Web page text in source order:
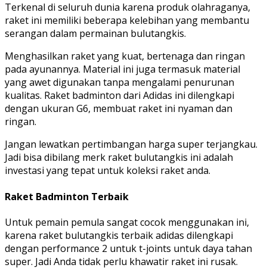
Terkenal di seluruh dunia karena produk olahraganya,
raket ini memiliki beberapa kelebihan yang membantu
serangan dalam permainan bulutangkis.
Menghasilkan raket yang kuat, bertenaga dan ringan
pada ayunannya. Material ini juga termasuk material
yang awet digunakan tanpa mengalami penurunan
kualitas. Raket badminton dari Adidas ini dilengkapi
dengan ukuran G6, membuat raket ini nyaman dan
ringan.
Jangan lewatkan pertimbangan harga super terjangkau.
Jadi bisa dibilang merk raket bulutangkis ini adalah
investasi yang tepat untuk koleksi raket anda.
Raket Badminton Terbaik
Untuk pemain pemula sangat cocok menggunakan ini,
karena raket bulutangkis terbaik adidas dilengkapi
dengan performance 2 untuk t-joints untuk daya tahan
super. Jadi Anda tidak perlu khawatir raket ini rusak.